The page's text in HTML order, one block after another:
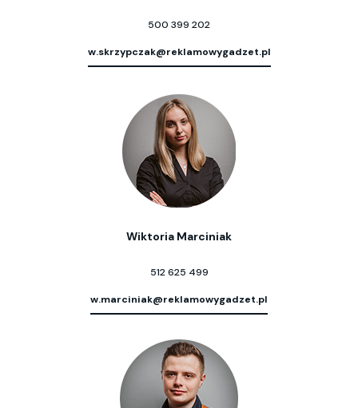
500 399 202
w.skrzypczak@reklamowygadzet.pl
Wiktoria Marciniak
512 625 499
w.marciniak@reklamowygadzet.pl